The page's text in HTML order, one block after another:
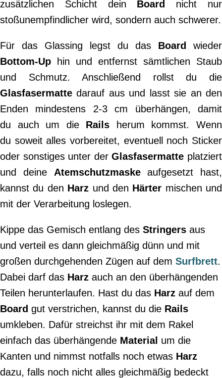
zusätzlichen Schicht dein Board
nicht nur
stoßunempfindlicher wird, sondern auch schwerer.
Für das Glassing legst du das Board
wieder
Bottom-Up hin und entfernst sämtlichen Staub
und Schmutz. Anschließend rollst du die
Glasfasermatte darauf aus und lasst sie an den
Enden mindestens 2-3 cm überhängen, damit
du auch um dieRails herum kommst. Wenn
du soweit alles vorbereitet, eventuell noch Sticker
oder sonstiges unter derGlasfasermatte platziert
und deine Atemschutzmaskeaufgesetzt hast,
kannst du den Harz und den Härter mischen und
mit der Verarbeitung loslegen.
Kippe das Gemisch entlang des Stringers aus
und verteil es dann gleichmäßig dünn und mit
großen durchgehenden Zügen auf dem Surfbrett.
Dabei darf das Harz auch an den überhängenden
Teilen herunterlaufen. Hast du das Harz auf dem
Board gut verstrichen, kannst du die Rails
umkleben. Dafür streichst ihr mit dem Rakel
einfach das überhängende Material um die
Kanten und nimmst notfalls noch etwas Harz
dazu, falls noch nicht alles gleichmäßig bedeckt